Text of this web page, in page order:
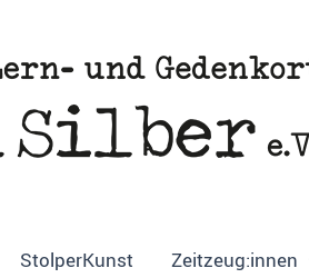
StolperKunst Zeitzeug:innen